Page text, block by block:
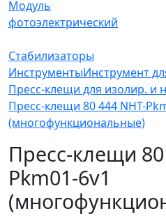
Модуль
фотоэлектрический
Стабилизаторы
ИнструментыИнструмент
Пресс-клещи для изолир. и
Пресс-клещи 80 444 NHT-
(многофункциональные)
Пресс-клещи 80
Pkm01-6v1